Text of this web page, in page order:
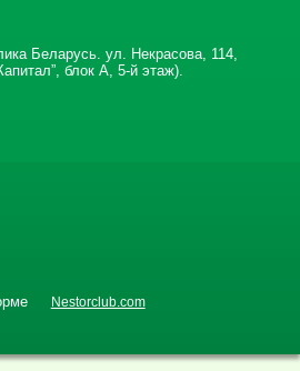
Беларусь. ул. Некрасова, 114,
блок А, 5-й этаж).
Nestorclub.com